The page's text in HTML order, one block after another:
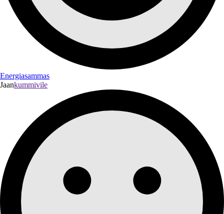
Energiasammas
Jaankummivile